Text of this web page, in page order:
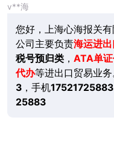
v**海
您好，上海心海报关
公司主要负责海运进
税号预归类， ATA单
代办等进出口贸易业
3，手机17521725883
25883